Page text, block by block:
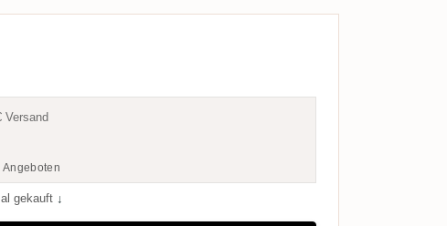
Versand
Angeboten
gekauft ↓